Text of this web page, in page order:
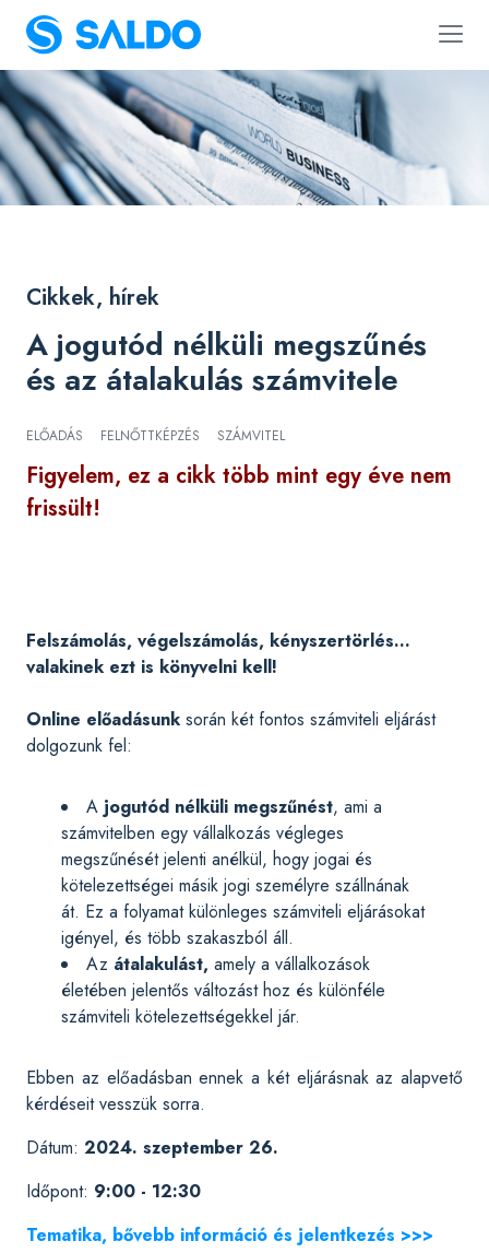
Cikkek, hírek
A jogutód nélküli megszűnés
és az átalakulás számvitele
ELŐADÁS FELNŐTTKÉPZÉS SZÁMVITEL
Figyelem, ez a cikk több mint egy éve nem
frissült!
Felszámolás, végelszámolás, kényszertörlés...
valakinek ezt is könyvelni kell!
Online előadásunk során két fontos számviteli eljárást
dolgozunk fel:
A jogutód nélküli megszűnést, ami a
számvitelben egy vállalkozás végleges
megszűnését jelenti anélkül, hogy jogai és
kötelezettségei másik jogi személyre szállnának
át. Ez a folyamat különleges számviteli eljárásokat
igényel, és több szakaszból áll.
Az átalakulást, amely a vállalkozások
életében jelentős változást hoz és különféle
számviteli kötelezettségekkel jár.
Ebben az előadásban ennek a két eljárásnak az alapvető
kérdéseit vesszük sorra.
Dátum: 2024. szeptember 26.
Időpont: 9:00 - 12:30
Tematika, bővebb információ és jelentkezés >>>